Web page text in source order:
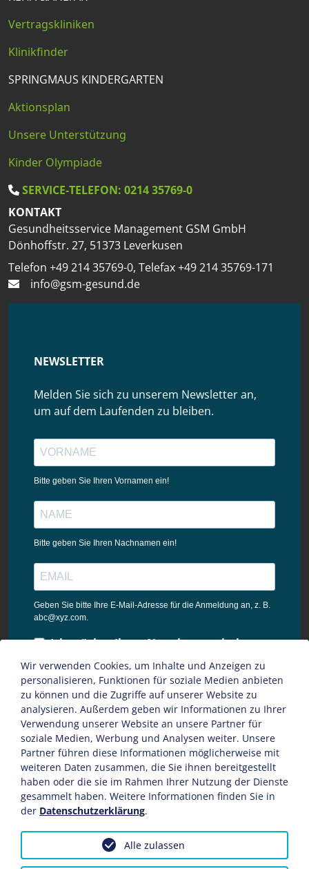
Vertragskliniken
Klinikfinder
SPRINGMAUS KINDERGARTEN
Aktionsplan
Unsere Unterstützung
Kinder Olympiade
SERVICE-TELEFON: 0214 35769-0
KONTAKT
Gesundheitsservice Management GSM GmbH
Dönhoffstr. 27, 51373 Leverkusen
Telefon +49 214 35769-0, Telefax +49 214 35769-171
info@gsm-gesund.de
NEWSLETTER
Melden Sie sich zu unserem Newsletter an,
um auf dem Laufenden zu bleiben.
Bitte geben Sie Ihren Vornamen ein!
Bitte geben Sie Ihren Nachnamen ein!
Geben Sie bitte Ihre E-Mail-Adresse für die Anmeldung an, z. B.
abc@xyz.com.
Ich möchte Ihren Newsletter erhalten
und akzeptiere die
Datenschutzbestimmungen dieser
Webseite.
Sie können den Newsletter jederzeit über den Link in unserem
Newsletter abbestellen.
AGB Datenschutz
Wir verwenden Cookies, um Inhalte und Anzeigen zu
personalisieren, Funktionen für soziale Medien anbieten
zu können und die Zugriffe auf unserer Website zu
analysieren. Außerdem geben wir Informationen zu Ihrer
Verwendung unserer Website an unsere Partner für
soziale Medien, Werbung und Analysen weiter. Unsere
Partner führen diese Informationen möglicherweise mit
weiteren Daten zusammen, die Sie ihnen bereitgestellt
haben oder die sie im Rahmen Ihrer Nutzung der Dienste
gesammelt haben. Weitere Informationen finden Sie in
der Datenschutzerklärung.
Alle zulassen